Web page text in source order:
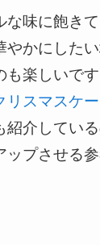
な味に飽き
やかにした
も楽しいで
リスマスケ
紹介してい
ップさせる